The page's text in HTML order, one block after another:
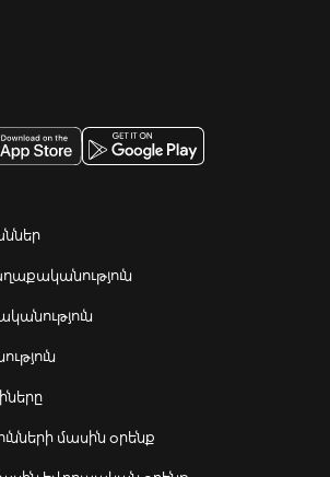
մասին օրենք